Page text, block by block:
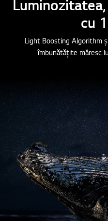
cu
Light Boosting Algorithm
îmbunătățite măresc